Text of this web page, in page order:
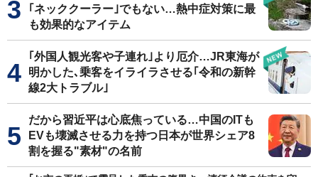
｢ネッククーラー｣でもない…熱中症対策に最
も効果的なアイテム
｢外国人観光客や子連れ｣より厄介…JR東海が
明かした､乗客をイライラさせる｢令和の新幹
線2大トラブル｣
だから習近平は心底焦っている…中国のITも
EVも壊滅させる力を持つ日本が世界シェア8
割を握る"素材"の名前